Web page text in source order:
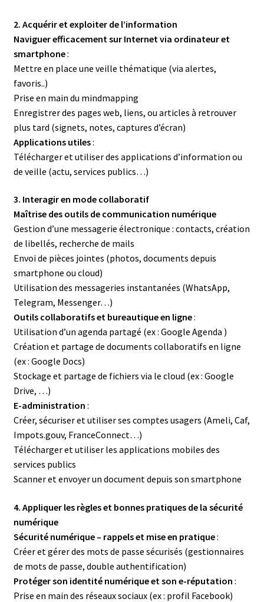
2. Acquérir et exploiter de l’information
Naviguer efficacement sur Internet via ordinateur et
smartphone:
Mettre en place une veille thématique (via alertes,
favoris..)
Prise en main du mindmapping
Enregistrer des pages web, liens, ou articles à retrouver
plus tard (signets, notes, captures d’écran)
Applications utiles:
Télécharger et utiliser des applications d’information ou
de veille (actu, services publics…)
3. Interagir en mode collaboratif
Maîtrise des outils de communication numérique
Gestion d’une messagerie électronique : contacts, création
de libellés, recherche de mails
Envoi de pièces jointes (photos, documents depuis
smartphone ou cloud)
Utilisation des messageries instantanées (WhatsApp,
Telegram, Messenger…)
Outils collaboratifs et bureautique en ligne:
Utilisation d’un agenda partagé (ex : Google Agenda )
Création et partage de documents collaboratifs en ligne
(ex : Google Docs)
Stockage et partage de fichiers via le cloud (ex : Google
Drive, …)
E-administration :
Créer, sécuriser et utiliser ses comptes usagers (Ameli, Caf,
Impots.gouv, FranceConnect…)
Télécharger et utiliser les applications mobiles des
services publics
Scanner et envoyer un document depuis son smartphone
4. Appliquer les règles et bonnes pratiques de la sécurité
numérique
Sécurité numérique – rappels et mise en pratique:
Créer et gérer des mots de passe sécurisés (gestionnaires
de mots de passe, double authentification)
Protéger son identité numérique et son e-réputation :
Prise en main des réseaux sociaux (ex : profil Facebook)